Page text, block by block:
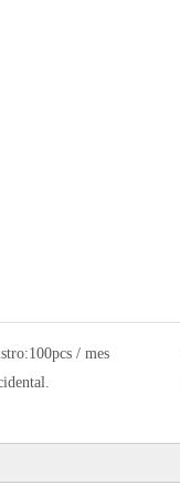
100pcs / mes